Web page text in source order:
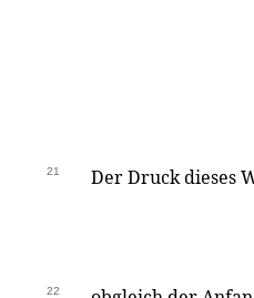
21 Der Druck dieses
22